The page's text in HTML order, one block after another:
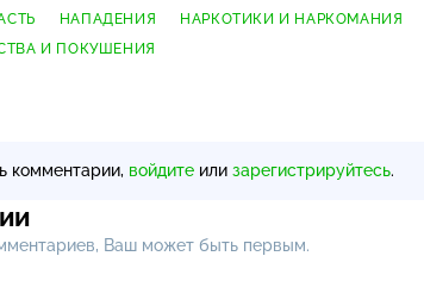
НАПАДЕНИЯ НАРКОТИКИ И НАРКОМАНИЯ
И ПОКУШЕНИЯ
комментарии, войдите или зарегистрируйтесь.
Ваш может быть первым.